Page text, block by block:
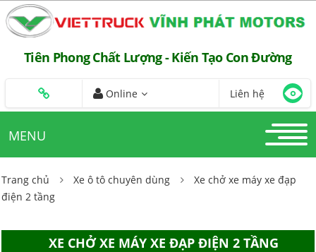
Tiên Phong Chất Lượng - Kiến Tạo Con Đường
Online Liên hệ
MENU
Trang chủ Xe ô tô chuyên dùng
Xe chở xe máy xe đạp
điện 2 tầng
XE CHỞ XE MÁY XE ĐẠP ĐIỆN 2 TẦNG